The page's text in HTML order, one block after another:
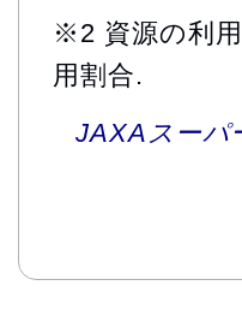
※2 資源の利
用割合.
JAXAスーパ